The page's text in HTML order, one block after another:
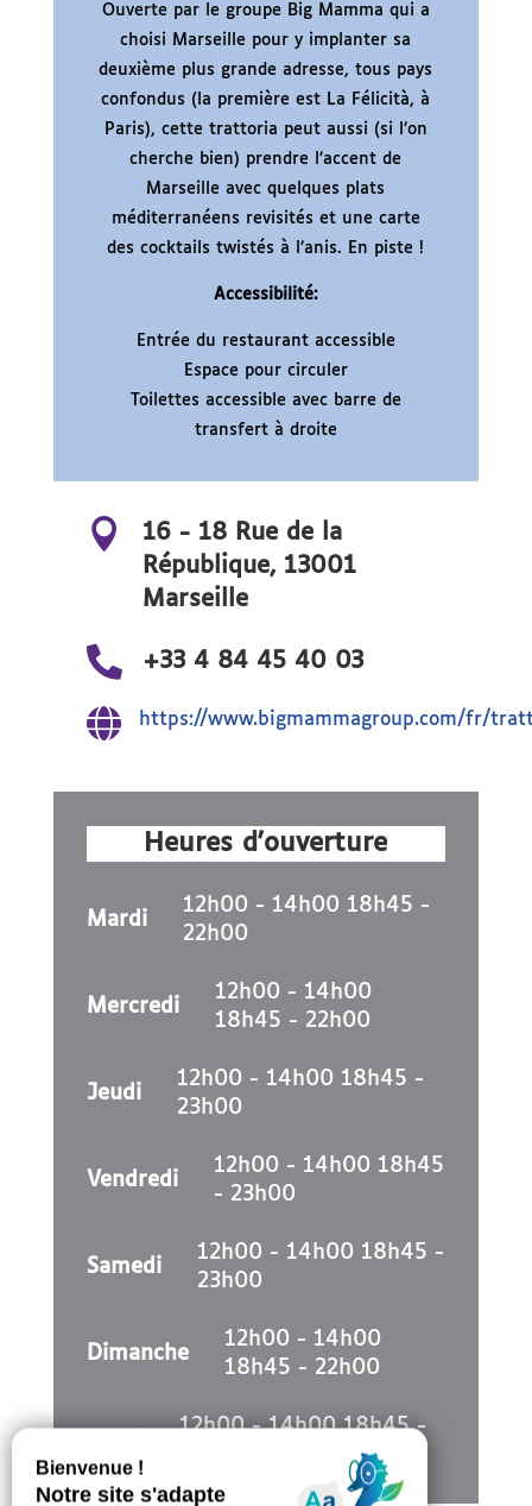
Ouverte par le groupe Big Mamma qui a
choisi Marseille pour y implanter sa
deuxième plus grande adresse, tous pays
confondus (la première est La Félicità, à
Paris), cette trattoria peut aussi (si l’on
cherche bien) prendre l’accent de
Marseille avec quelques plats
méditerranéens revisités et une carte
des cocktails twistés à l’anis. En piste !
Accessibilité:
Entrée du restaurant accessible
Espace pour circuler
Toilettes accessible avec barre de
transfert à droite

16 - 18 Rue de la
République, 13001
Marseille
 +33 4 84 45 40 03
 https://www.bigmammagroup.com/fr/
Heures d'ouverture
Mardi
12h00 - 14h00 18h45 -
22h00
Mercredi
12h00 - 14h00
18h45 - 22h00
Jeudi
12h00 - 14h00 18h45 -
23h00
Vendredi
12h00 - 14h00 18h45
- 23h00
Samedi
12h00 - 14h00 18h45 -
23h00
Dimanche
12h00 - 14h00
18h45 - 22h00
12h00 - 14h00 18h45 -